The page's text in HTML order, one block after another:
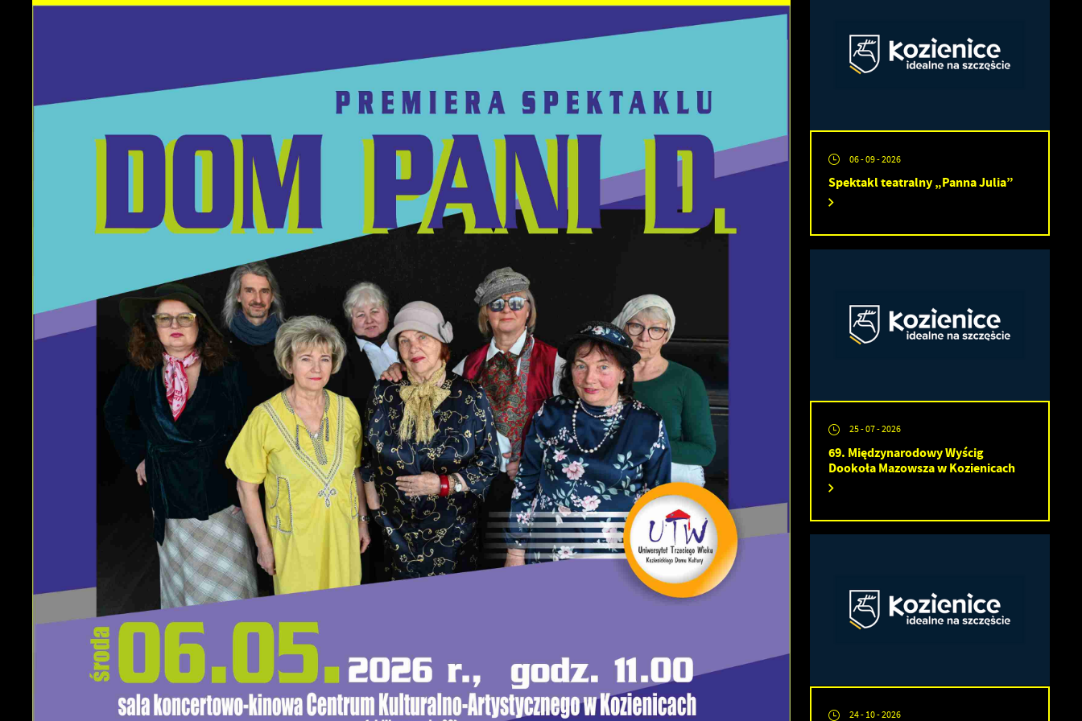
06 - 09 - 2026
Spektakl teatralny „Panna Julia”
25 - 07 - 2026
69. Międzynarodowy Wyścig
Dookoła Mazowsza w Kozienicach
24 - 10 - 2026
Szanujemy Twoją prywatność. Możesz zmienić ustawienia cookies lub zaakceptować je
wszystkie. W dowolnym momencie możesz dokonać zmiany swoich ustawień.